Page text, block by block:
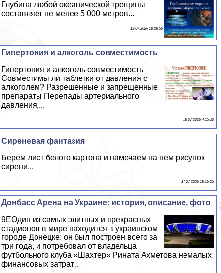
Глубина любой океанической трещины
составляет не менее 5 000 метров...
19 07 2026 18:28:50
Гипертония и алкоголь совместимость
Гипертония и алкоголь совместимость
Совместимы ли таблетки от давления с
алкоголем? Разрешенные и запрещенные
препараты Перепады артериального
давления,...
18 07 2026 4:15:30
Сиреневая фантазия
Берем лист белого картона и намечаем на нем рисунок
сирени...
17 07 2026 18:16:25
Донбасс Арена на Украине: история, описание, фото
9EОдин из самых элитных и прекрасных
стадионов в мире находится в украинском
городе Донецке: он был построен всего за
три года, и потребовал от владельца
футбольного клуба «Шахтер» Рината Ахметова немалых
финансовых затрат...